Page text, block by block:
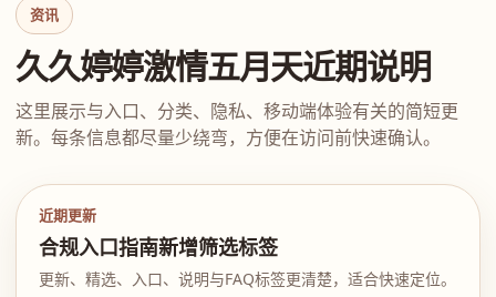
资讯
久久婷婷激情五月天近期说明
这里展示与入口、分类、隐私、移动端体验有关的简短更
新。每条信息都尽量少绕弯，方便在访问前快速确认。
近期更新
合规入口指南新增筛选标签
更新、精选、入口、说明与FAQ标签更清楚，适合快速定位。